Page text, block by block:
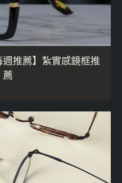
週推薦】紮實感鏡框推
薦